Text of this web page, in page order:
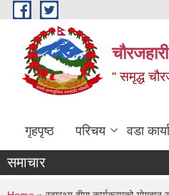
Skip to main content
“ समृद्ध
गृहपृष्ठ परिचय वडा
समाचार